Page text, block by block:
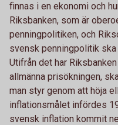
finnas i en ekonomi och
Riksbanken, som är
penningpolitiken, och
svensk penningpolitik
Utifrån det har
allmänna prisökningen,
man styr genom att höja
inflationsmålet infördes
svensk inflation kommit